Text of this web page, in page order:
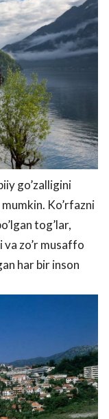
go’zalligini
Ko’rfazni
tog’lar,
va zo’r musaffo
har bir inson